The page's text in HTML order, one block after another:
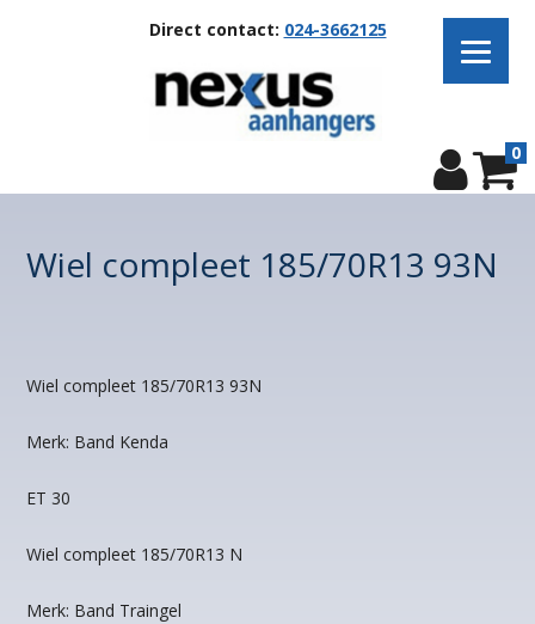
Direct contact: 024-3662125
0
Wiel compleet 185/70R13 93N
Wiel compleet 185/70R13 93N
Merk: Band Kenda
ET 30
Wiel compleet 185/70R13 N
Merk: Band Traingel